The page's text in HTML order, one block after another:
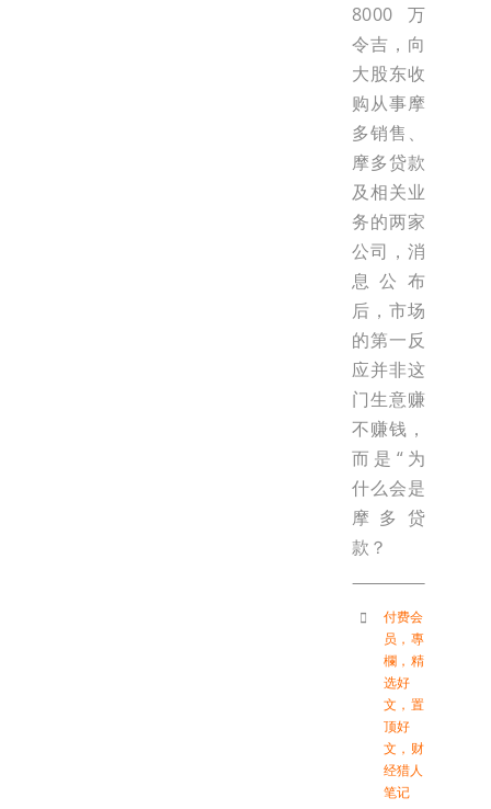
8000万
令吉，向
大股东收
购从事摩
多销售、
摩多贷款
及相关业
务的两家
公司，消
息公布
后，市场
的第一反
应并非这
门生意赚
不赚钱，
而是“为
什么会是
摩多贷
款？
付费会
员 ， 專
欄 ， 精
选好
文 ， 置
顶好
文 ， 财
经猎人
笔记